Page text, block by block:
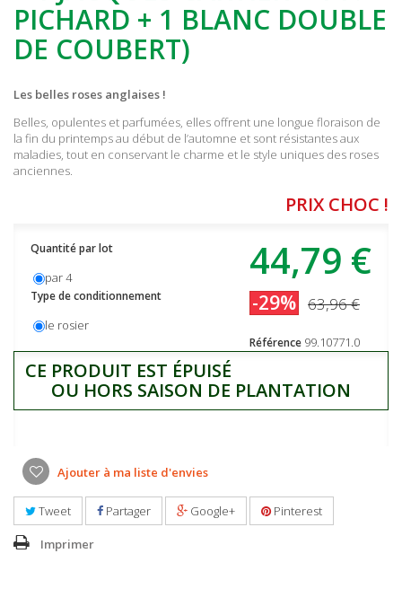
PICHARD + 1 BLANC DOUBLE
DE COUBERT)
Les belles roses anglaises !
Belles, opulentes et parfumées, elles offrent une longue floraison de
la fin du printemps au début de l’automne et sont résistantes aux
maladies, tout en conservant le charme et le style uniques des roses
anciennes.
PRIX CHOC !
44,79 €
-29% 63,96 €
Référence 99.10771.0
Quantité par lot
par 4
Type de conditionnement
le rosier
CE PRODUIT EST ÉPUISÉ
OU HORS SAISON DE PLANTATION
Ajouter à ma liste d'envies
Tweet Partager Google+ Pinterest
Imprimer